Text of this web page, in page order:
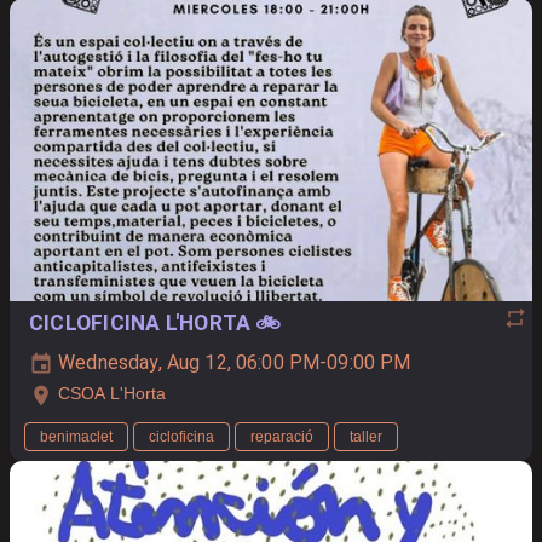
CICLOFICINA L'HORTA 🚲
Wednesday, Aug 12, 06:00 PM-09:00 PM
CSOA L'Horta
benimaclet cicloficina reparació taller